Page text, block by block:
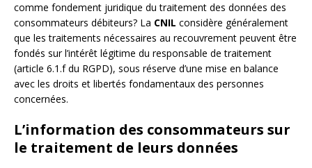
comme fondement juridique du traitement des données des
consommateurs débiteurs? La CNIL considère généralement
que les traitements nécessaires au recouvrement peuvent être
fondés sur l’intérêt légitime du responsable de traitement
(article 6.1.f du RGPD), sous réserve d’une mise en balance
avec les droits et libertés fondamentaux des personnes
concernées.
L’information des consommateurs sur
le traitement de leurs données